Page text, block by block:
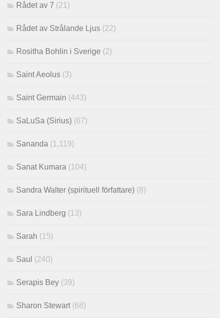
Rådet av 7 (21)
Rådet av Strålande Ljus (22)
Rositha Bohlin i Sverige (2)
Saint Aeolus (3)
Saint Germain (443)
SaLuSa (Sirius) (67)
Sananda (1,119)
Sanat Kumara (104)
Sandra Walter (spirituell författare) (8)
Sara Lindberg (13)
Sarah (15)
Saul (240)
Serapis Bey (39)
Sharon Stewart (68)